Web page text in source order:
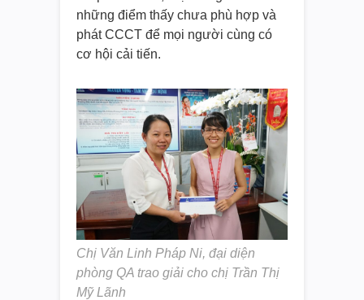
những điểm thấy chưa phù hợp và
phát CCCT để mọi người cùng có
cơ hội cải tiến.
Chị Văn Linh Pháp Ni, đại diện
phòng QA trao giải cho chị Trần Thị
Mỹ Lãnh